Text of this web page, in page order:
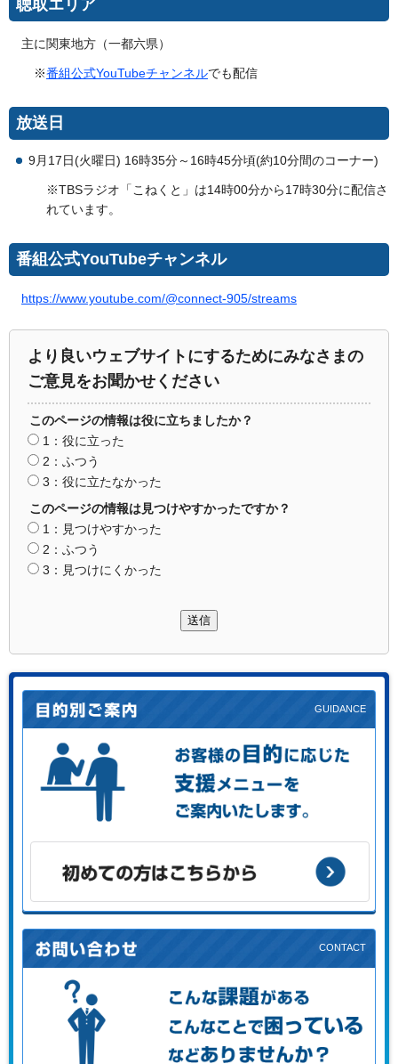
聴取エリア
主に関東地方（一都六県）
※番組公式YouTubeチャンネルでも配信
放送日
9月17日(火曜日) 16時35分～16時45分頃(約10分間のコーナー)
※TBSラジオ「こねくと」は14時00分から17時30分に配信さ
れています。
番組公式YouTubeチャンネル
https://www.youtube.com/@connect-905/streams
より良いウェブサイトにするためにみなさまの
ご意見をお聞かせください
このページの情報は役に立ちましたか？
1：役に立った
2：ふつう
3：役に立たなかった
このページの情報は見つけやすかったですか？
1：見つけやすかった
2：ふつう
3：見つけにくかった
送信
お客様の目的に応じた支援メニューをご案内します。
初めての方はこちらから